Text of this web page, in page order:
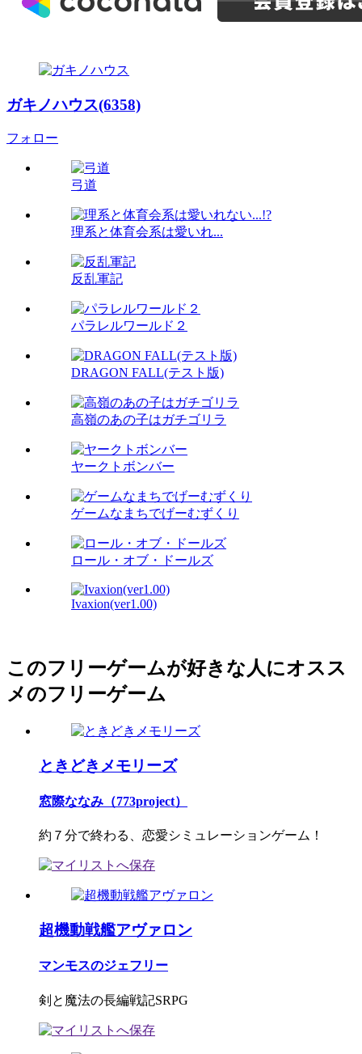
ガキノハウス(6358)
フォロー
弓道
理系と体育会系は愛いれ...
反乱軍記
パラレルワールド２
DRAGON FALL(テスト版)
高嶺のあの子はガチゴリラ
ヤークトボンバー
ゲームなまちでげーむずくり
ロール・オブ・ドールズ
Ivaxion(ver1.00)
このフリーゲームが好きな人にオスス
メのフリーゲーム
ときどきメモリーズ
窓際ななみ（773project）
約７分で終わる、恋愛シミュレーションゲーム！
超機動戦艦アヴァロン
マンモスのジェフリー
剣と魔法の長編戦記SRPG